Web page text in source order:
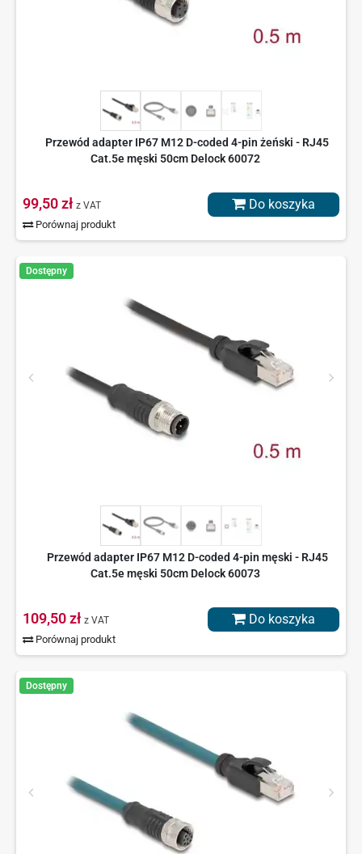
Przewód adapter IP67 M12 D-coded 4-pin żeński - RJ45
Cat.5e męski 50cm Delock 60072
99,50 zł z VAT
Porównaj produkt
Do koszyka
Dostępny
Przewód adapter IP67 M12 D-coded 4-pin męski - RJ45
Cat.5e męski 50cm Delock 60073
109,50 zł z VAT
Porównaj produkt
Do koszyka
Dostępny